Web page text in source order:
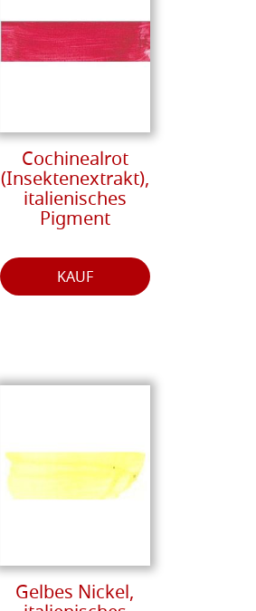
Cochinealrot
(Insektenextrakt),
italienisches
Pigment
KAUF
Gelbes Nickel,